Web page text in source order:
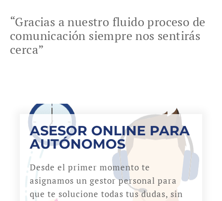
“Gracias a nuestro fluido proceso de
comunicación siempre nos sentirás
cerca”
ASESOR ONLINE PARA
AUTÓNOMOS
Desde el primer momento te
asignamos un gestor personal para
que te solucione todas tus dudas, sin